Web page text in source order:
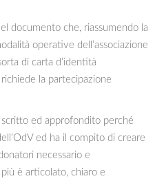
documento che, riassumendo la
operative dell’associazione
di carta d’identità
la partecipazione
scritto ed approfondito perché
ed ha il compito di creare
necessario e
è articolato, chiaro e